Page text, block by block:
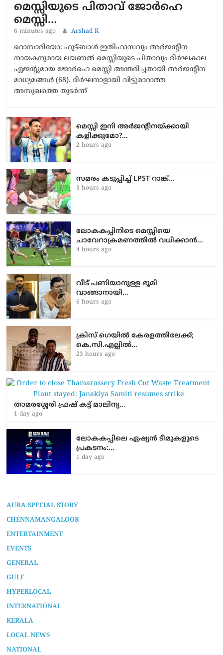
മെസ്സിയുടെ പിതാവ് ജോർഹെ
മെസ്സി…
6 minutes ago Arshad K
റൊസാരിയോ: ഫുട്ബാൾ ഇതിഹാസവും അർജന്റീന
നായകനുമായ ലയണൽ മെസ്സിയുടെ പിതാവും ദീർഘകാല
ഏജന്റുമായ ജോർഹെ മെസ്സി അന്തരിച്ചതായി അർജന്റീന
മാധ്യമങ്ങൾ (68). ദീർഘനാളായി വിട്ടുമാറാത്ത
അസുഖത്തെ തുടർന്ന്
മെസ്സി ഇനി അർജന്റീനയ്ക്കായി
കളിക്കുമോ?…
2 hours ago
സമരം കടുപ്പിച്ച് LPST റാങ്ക്…
3 hours ago
ലോകകപ്പിനിടെ മെസ്സിയെ
ചാവേറാക്രമണത്തിൽ വധിക്കാൻ…
4 hours ago
വീട് പണിയാനുള്ള ഭൂമി
വാങ്ങാനായി…
6 hours ago
ക്രിസ് ഗെയിൽ കേരളത്തിലേക്ക്;
കെ.സി.എല്ലിൽ…
23 hours ago
താമരശ്ശേരി ഫ്രഷ് കട്ട് മാലിന്യ…
1 day ago
ലോകകപ്പിലെ ഏഷ്യന്‍ ടീമുകളുടെ
പ്രകടനം:…
1 day ago
AURA SPECIAL STORY
CHENNAMANGALOOR
ENTERTAINMENT
EVENTS
GENERAL
GULF
HYPERLOCAL
INTERNATIONAL
KERALA
LOCAL NEWS
NATIONAL